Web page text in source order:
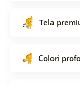
Tela
Colori